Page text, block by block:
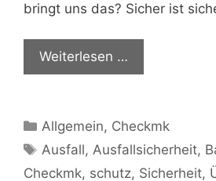
bringt uns das? Sicher ist
Weiterlesen …
Kategorien
Allgemein, Checkmk
Schlagwörter
Ausfall, Ausfallsicherheit,
Checkmk, schutz, Sicherheit,